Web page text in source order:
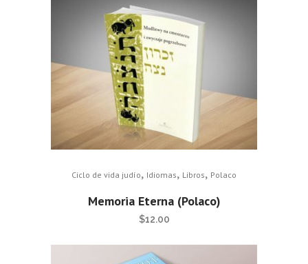
Ciclo de vida judío, Idiomas, Libros, Polaco
Memoria Eterna (Polaco)
$12.00